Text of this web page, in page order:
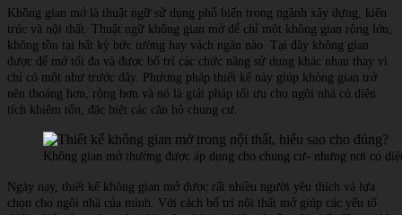
Không gian mở là thuật ngữ sử dụng phổ biến trong ngành xây dựng, kiến
trúc và nội thất. Thuật ngữ không gian mở để chỉ một không gian rộng lớn,
không tồn tại bất kỳ bức tường hay vách ngăn nào. Tại đây không gian
được để mở tối đa và được bố trí các chức năng sử dụng khác nhau thay vì
chỉ có một như trước đây. Phương pháp thiết kế này giúp không gian trở
nên thoáng hơn, rộng hơn và nó là giải pháp tối ưu cho ngôi nhà có diện
tích khiêm tốn, đặc biệt các căn hộ chung cư.
Không gian mở thường được áp dụng cho chung cư- nhưng nơi có
Ngày nay, thiết kế không gian mở được rất nhiều người yêu thích và lựa
chọn cho ngôi nhà của mình. Với cách bố trí nội thất mở giúp các yếu tố